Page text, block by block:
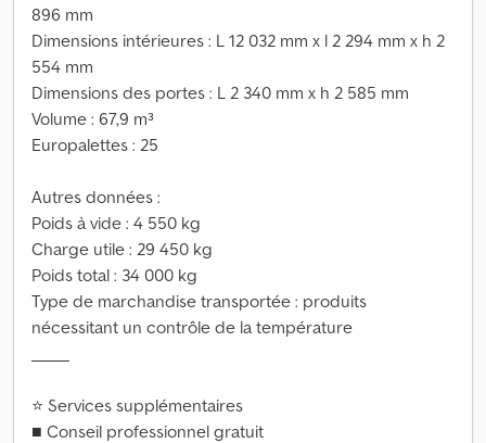
896 mm
Dimensions intérieures : L 12 032 mm x l 2 294 mm x h 2
554 mm
Dimensions des portes : L 2 340 mm x h 2 585 mm
Volume : 67,9 m³
Europalettes : 25
Autres données :
Poids à vide : 4 550 kg
Charge utile : 29 450 kg
Poids total : 34 000 kg
Type de marchandise transportée : produits
nécessitant un contrôle de la température
⭐ Services supplémentaires
■ Conseil professionnel gratuit